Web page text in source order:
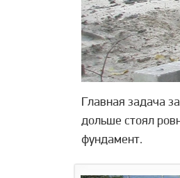
Главная задача
дольше стоял
фундамент.